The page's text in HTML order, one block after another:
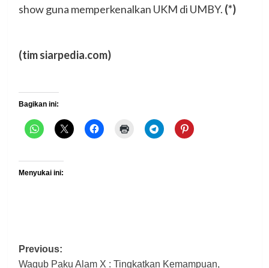
show guna memperkenalkan UKM di UMBY. (*)
(tim siarpedia.com)
Bagikan ini:
Menyukai ini:
Post
Previous:
Wagub Paku Alam X : Tingkatkan Kemampuan,